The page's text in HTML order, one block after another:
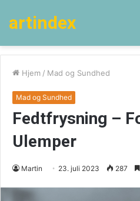
artindex
Hjem / Mad og Sundhed
Mad og Sundhed
Fedtfrysning –
Ulemper
Martin 23. juli 2023 287